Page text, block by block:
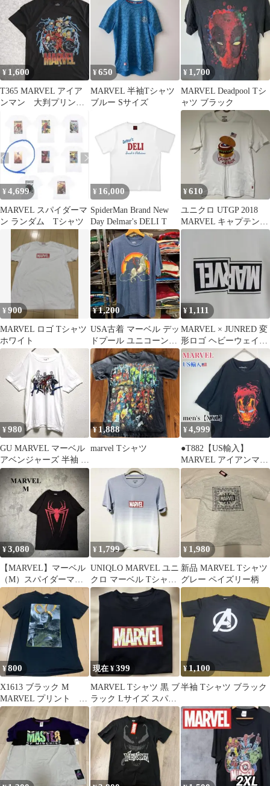
ャツ
¥ 1,600
T365 MARVEL アイア
ンマン 大判プリン
¥650
MARVEL 半袖Tシャツ
ブルー Sサイズ
¥ 1,700
MARVEL Deadpool Tシ
ャツ ブラック
¥ 4,699
MARVEL スパイダーマ
ン ランダム Tシャツ
¥ 16,000
SpiderMan Brand New
Day Delmar's DELI T
¥610
ユニクロ UTGP 2018
MARVEL キャプテン・
アメリカ ハンバーガー
¥900
MARVEL ロゴ Tシャツ
ホワイト
¥1,200
USA古着 マーベル デッ
ドプール ユニコーンＴ
シャツ
¥ 1,111
MARVEL × JUNRED 変
形ロゴ ヘビーウェイト
Tシャツ ホワイト
¥980
GU MARVEL マーベル
アベンジャーズ 半袖 T
シャツ 白 XL プリント
¥ 1,888
marvel Tシャツ
¥4,999
●T882【US輸入】
MARVEL アイアンマン
半袖Tシャツ メンズ
【XXL】
¥3,080
【MARVEL】マーベル
（M）スパイダーマン
＊アイコンTシャツ＊
シネマT
¥ 1,799
UNIQLO MARVEL ユニ
クロ マーベル Tシャツ
S
¥ 1,980
新品 MARVEL Tシャツ
グレー ペイズリー柄
¥800
X1613 ブラック M
MARVEL プリント T
シャツ メンズ
現在 ¥399
MARVEL Tシャツ 黒 ブ
ラック Lサイズ スパイ
ダーマン テニス
¥1,100
半袖 Tシャツ ブラック